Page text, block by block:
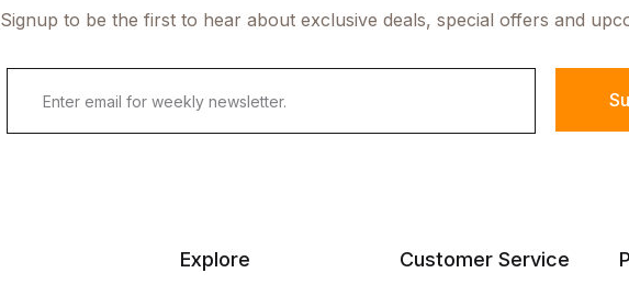
Signup to be the first to hear about exclusive deals, special offers and
Explore Customer Service